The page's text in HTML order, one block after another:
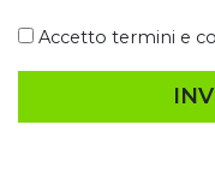
Accetto termini e